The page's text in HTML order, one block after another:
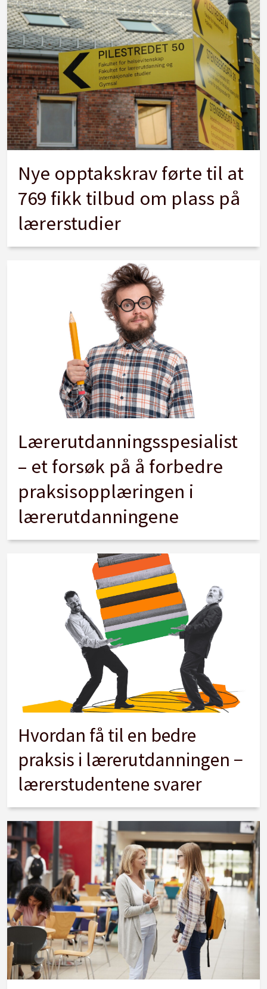
Nye opptakskrav førte til at
769 fikk tilbud om plass på
lærerstudier
Lærerutdanningsspesialist
– et forsøk på å forbedre
praksisopplæringen i
lærerutdanningene
Hvordan få til en bedre
praksis i lærerutdanningen −
lærerstudentene svarer